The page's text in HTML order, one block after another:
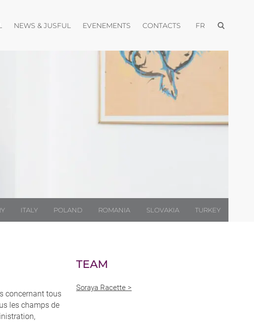
Ouvrir le menu
NEWS & JUSFUL Ouvrir le menu
EVENEMENTS Ouvrir le menu
CONTACTS Ouvrir le menu
FR Ouvrir le
ITALY POLAND ROMANIA SLOVAKIA TURKEY
concernant tous
les champs de
TEAM
Soraya Racette >